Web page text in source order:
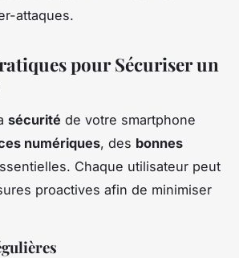
attaques.
pour Sécuriser un
sécurité de votre smartphone
numériques, des bonnes
Chaque utilisateur peut
proactives afin de minimiser